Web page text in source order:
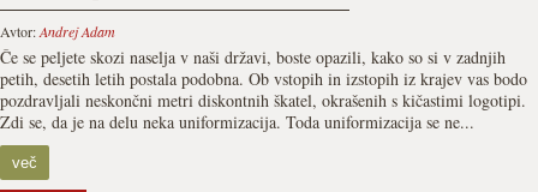
Avtor:Andrej Adam
Če se peljete skozi naselja v naši državi, boste opazili, kako so si v zadnjih
petih, desetih letih postala podobna. Ob vstopih in izstopih iz krajev vas bodo
pozdravljali neskončni metri diskontnih škatel, okrašenih s kičastimi logotipi.
Zdi se, da je na delu neka uniformizacija. Toda uniformizacija se ne...
več